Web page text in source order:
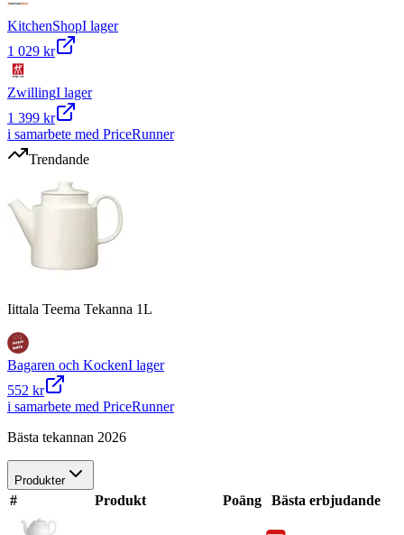
KitchenShopI lager
1 029 kr
ZwillingI lager
1 399 kr
i samarbete med PriceRunner
Trendande
Iittala Teema Tekanna 1L
Bagaren och KockenI lager
552 kr
i samarbete med PriceRunner
Bästa tekannan 2026
Produkter
# Produkt Poäng Bästa erbjudande